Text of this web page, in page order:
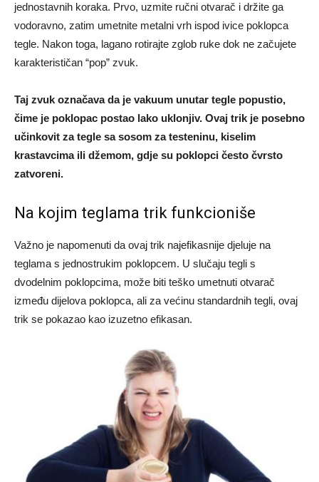
jednostavnih koraka. Prvo, uzmite ručni otvarač i držite ga
vodoravno, zatim umetnite metalni vrh ispod ivice poklopca
tegle. Nakon toga, lagano rotirajte zglob ruke dok ne začujete
karakterističan “pop” zvuk.
Taj zvuk označava da je vakuum unutar tegle popustio,
čime je poklopac postao lako uklonjiv. Ovaj trik je posebno
učinkovit za tegle sa sosom za testeninu, kiselim
krastavcima ili džemom, gdje su poklopci često čvrsto
zatvoreni.
Na kojim teglama trik funkcioniše
Važno je napomenuti da ovaj trik najefikasnije djeluje na
teglama s jednostrukim poklopcem. U slučaju tegli s
dvodelnim poklopcima, može biti teško umetnuti otvarač
između dijelova poklopca, ali za većinu standardnih tegli, ovaj
trik se pokazao kao izuzetno efikasan.